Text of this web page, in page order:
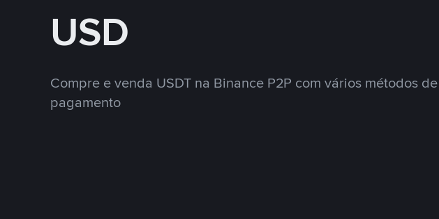
USD
Compre e venda USDT na Binance P2P com vários métodos de
pagamento